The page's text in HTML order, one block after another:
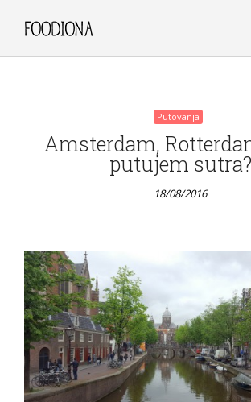
Juneće
okruglice
u umaku
od
rajčice
Putovanja
Amsterdam,
putujem sutra?
18/08/2016